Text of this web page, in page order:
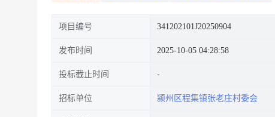
项目编号 341202101J20250904
发布时间 2025-10-05 04:28:58
投标截止时间
招标单位 颍州区程集镇张老庄村委会